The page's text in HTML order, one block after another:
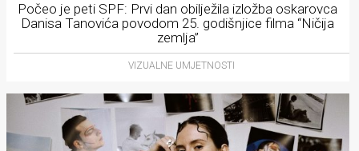
Počeo je peti SPF: Prvi dan obilježila izložba oskarovca
Danisa Tanovića povodom 25. godišnjice filma “Ničija
zemlja”
VIZUALNE UMJETNOSTI